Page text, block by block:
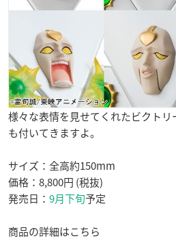
様々な表情を見せてくれたビクト
も付いてきますよ。
サイズ：全高約150mm
価格：8,800円 (税抜)
発売日： 9月下旬予定
商品の詳細はこちら